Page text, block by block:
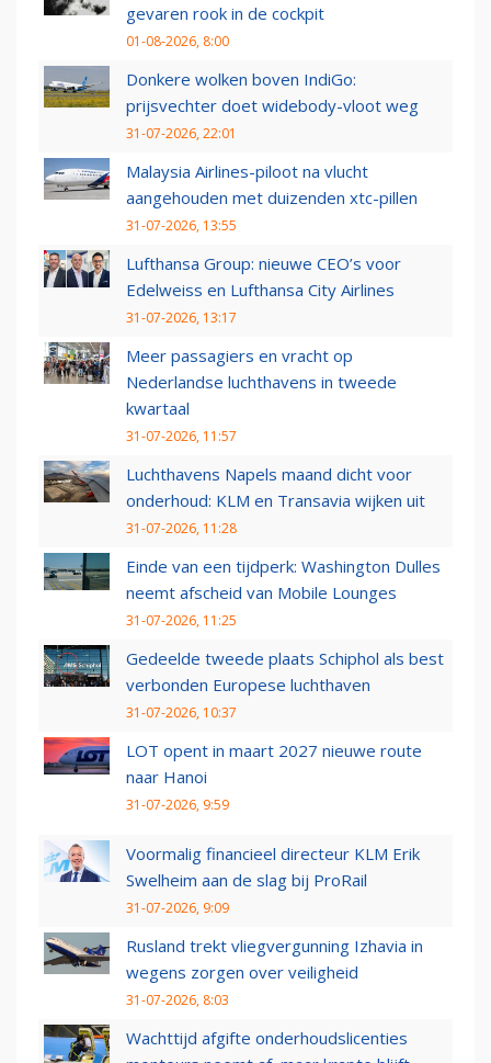
gevaren rook in de cockpit
01-08-2026, 8:00
Donkere wolken boven IndiGo:
prijsvechter doet widebody-vloot weg
31-07-2026, 22:01
Malaysia Airlines-piloot na vlucht
aangehouden met duizenden xtc-pillen
31-07-2026, 13:55
Lufthansa Group: nieuwe CEO’s voor
Edelweiss en Lufthansa City Airlines
31-07-2026, 13:17
Meer passagiers en vracht op
Nederlandse luchthavens in tweede
kwartaal
31-07-2026, 11:57
Luchthavens Napels maand dicht voor
onderhoud: KLM en Transavia wijken uit
31-07-2026, 11:28
Einde van een tijdperk: Washington Dulles
neemt afscheid van Mobile Lounges
31-07-2026, 11:25
Gedeelde tweede plaats Schiphol als best
verbonden Europese luchthaven
31-07-2026, 10:37
LOT opent in maart 2027 nieuwe route
naar Hanoi
31-07-2026, 9:59
Voormalig financieel directeur KLM Erik
Swelheim aan de slag bij ProRail
31-07-2026, 9:09
Rusland trekt vliegvergunning Izhavia in
wegens zorgen over veiligheid
31-07-2026, 8:03
Wachttijd afgifte onderhoudslicenties